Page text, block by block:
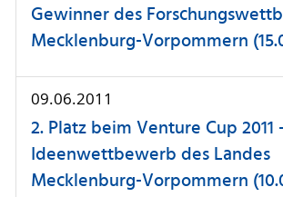
Gewinner des
Mecklenburg-Vorpommern
09.06.2011
2. Platz beim Venture Cup 2011
Ideenwettbewerb des Landes
Mecklenburg-Vorpommern